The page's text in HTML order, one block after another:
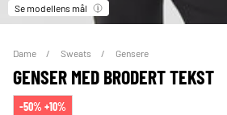
Se modellens mål
Dame Sweats Gensere
GENSER MED BRODERT TEKST
-50% +10%